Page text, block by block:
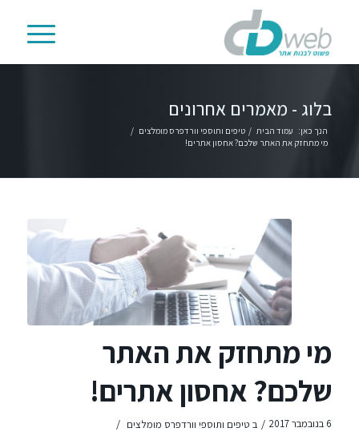
בלוג - מאמרים אחרונים
הנך כאן: עמוד הבית / טיפים ותוספי וורדפרס מומלצים /
מי מתחזק את האתר שלכם? אחסון אתרים!
מי מתחזק את האתר
שלכם? אחסון אתרים!
6 בנובמבר 2017 / ב טיפים ותוספי וורדפרס מומלצים /